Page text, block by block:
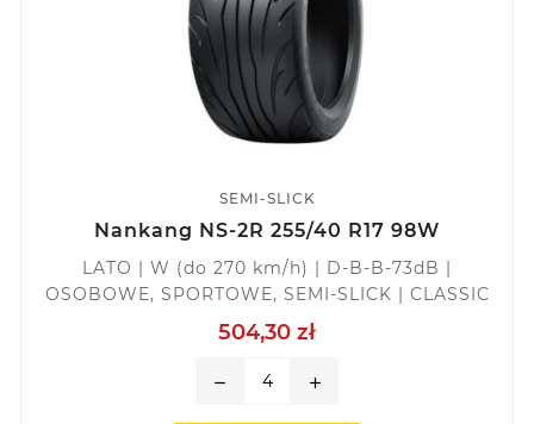
SEMI-SLICK
Nankang NS-2R 255/40 R17 98W
LATO | W (do 270 km/h) | D-B-B-73dB |
OSOBOWE, SPORTOWE, SEMI-SLICK | CLASSIC
504,30 zł
remove add